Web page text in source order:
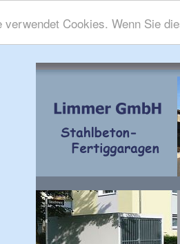
verwendet Cookies. Wenn Sie